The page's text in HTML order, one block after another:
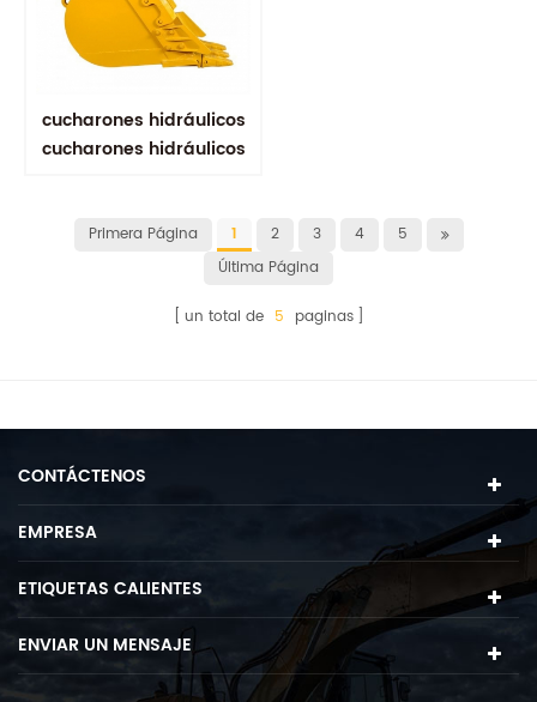
cucharones hidráulicos
cucharones hidráulicos
Primera Página 1 2 3 4
5
Última Página
un total de 5 paginas
CONTÁCTENOS
EMPRESA
ETIQUETAS CALIENTES
ENVIAR UN MENSAJE